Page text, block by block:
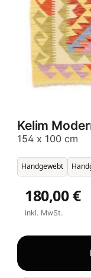
Kelim
154 x 100 cm
Handgewebt
180,00 €
inkl. MwSt.